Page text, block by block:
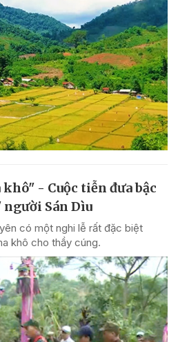
- Cuộc tiễn đưa bậc
Sán Dìu
có một nghi lễ rất đặc biệt
khô cho thầy cúng.